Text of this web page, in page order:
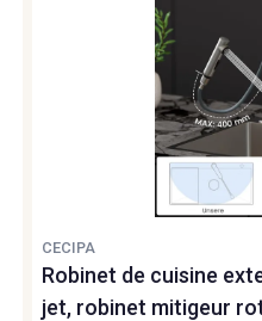
CECIPA
Robinet de cuisine
jet, robinet mitigeur